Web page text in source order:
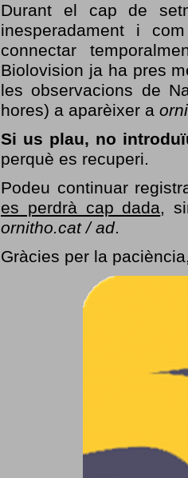
Durant el cap de
inesperadament i
connectar
Biolovision ja ha pres
les observacions de
hores) a aparèixer a
Si us plau, no
perquè es recuperi.
Podeu continuar
es perdrà cap dada,
ornitho.cat / ad.
Gràcies per la